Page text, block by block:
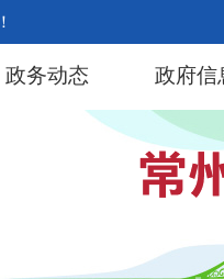
政务动态 政府信